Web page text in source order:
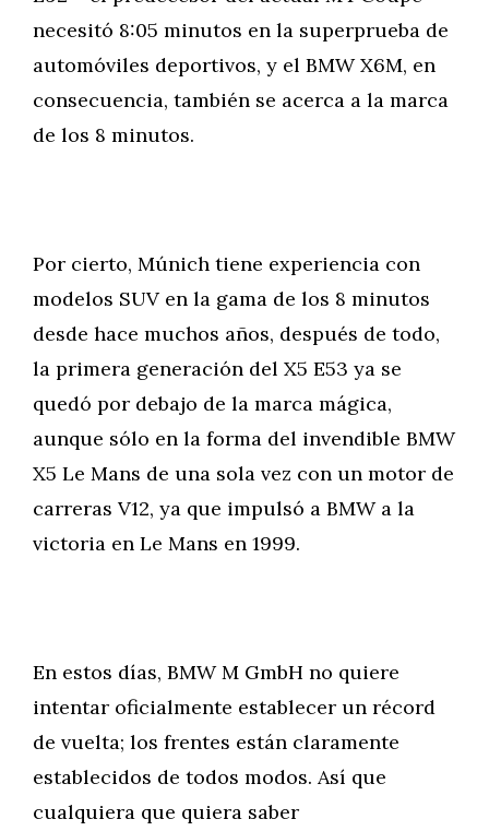
necesitó 8:05 minutos en la superprueba de
automóviles deportivos, y el BMW X6M, en
consecuencia, también se acerca a la marca
de los 8 minutos.
Por cierto, Múnich tiene experiencia con
modelos SUV en la gama de los 8 minutos
desde hace muchos años, después de todo,
la primera generación del X5 E53 ya se
quedó por debajo de la marca mágica,
aunque sólo en la forma del invendible BMW
X5 Le Mans de una sola vez con un motor de
carreras V12, ya que impulsó a BMW a la
victoria en Le Mans en 1999.
En estos días, BMW M GmbH no quiere
intentar oficialmente establecer un récord
de vuelta; los frentes están claramente
establecidos de todos modos. Así que
cualquiera que quiera saber